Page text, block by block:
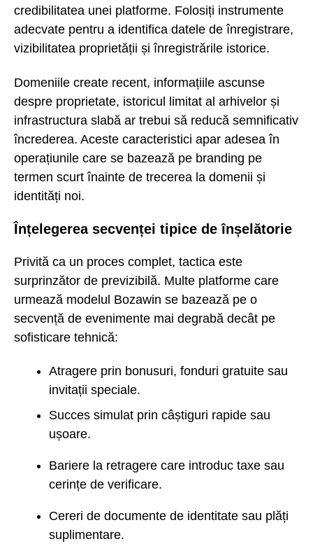
credibilitatea unei platforme. Folosiți instrumente
adecvate pentru a identifica datele de înregistrare,
vizibilitatea proprietății și înregistrările istorice.
Domeniile create recent, informațiile ascunse
despre proprietate, istoricul limitat al arhivelor și
infrastructura slabă ar trebui să reducă semnificativ
încrederea. Aceste caracteristici apar adesea în
operațiunile care se bazează pe branding pe
termen scurt înainte de trecerea la domenii și
identități noi.
Înțelegerea secvenței tipice de înșelătorie
Privită ca un proces complet, tactica este
surprinzător de previzibilă. Multe platforme care
urmează modelul Bozawin se bazează pe o
secvență de evenimente mai degrabă decât pe
sofisticare tehnică:
Atragere prin bonusuri, fonduri gratuite sau
invitații speciale.
Succes simulat prin câștiguri rapide sau
ușoare.
Bariere la retragere care introduc taxe sau
cerințe de verificare.
Cereri de documente de identitate sau plăți
suplimentare.